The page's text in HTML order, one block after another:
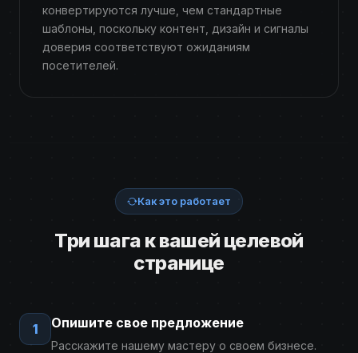
конвертируются лучше, чем стандартные
шаблоны, поскольку контент, дизайн и сигналы
доверия соответствуют ожиданиям
посетителей.
Как это работает
Три шага к вашей целевой
странице
1 Опишите свое предложение
Расскажите нашему мастеру о своем бизнесе.